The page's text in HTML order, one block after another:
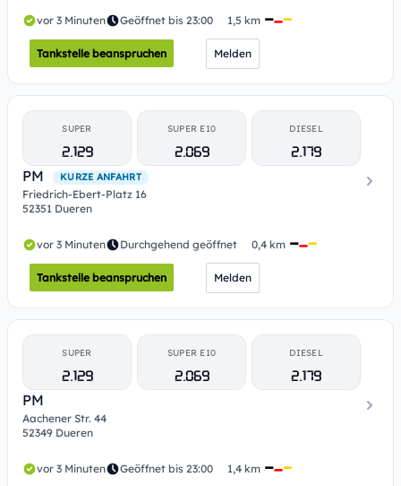
vor 3 Minuten Geöffnet bis 23:00 1,5 km
Tankstelle beanspruchen Melden
SUPER
2.129
SUPER E10
2.069
DIESEL
2.179
PM
KURZE ANFAHRT
Friedrich-Ebert-Platz 16
52351 Dueren
vor 3 Minuten Durchgehend geöffnet 0,4 km
Tankstelle beanspruchen Melden
SUPER
2.129
SUPER E10
2.069
DIESEL
2.179
PM
Aachener Str. 44
52349 Dueren
vor 3 Minuten Geöffnet bis 23:00 1,4 km